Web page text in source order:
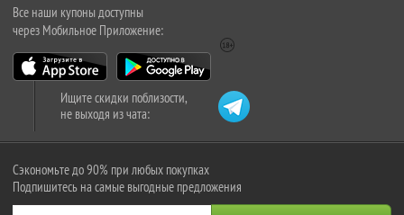
Все наши купоны доступны
через Мобильное Приложение:
Ищите скидки поблизости,
не выходя из чата:
Сэкономьте до 90% при любых покупках
Подпишитесь на самые выгодные предложения